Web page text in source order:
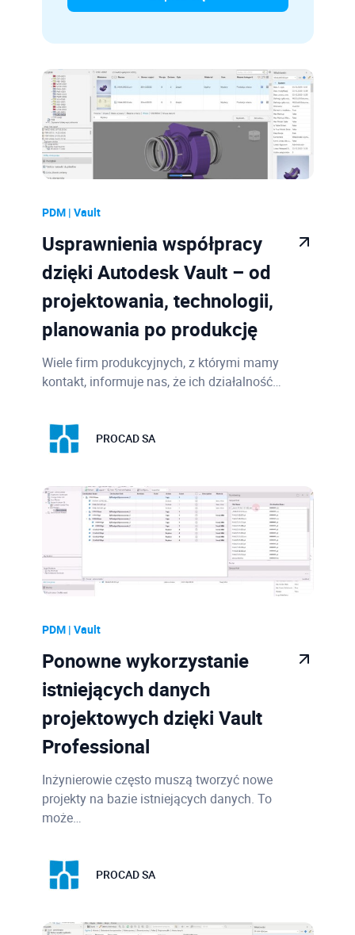
PDM | Vault
Usprawnienia współpracy
dzięki Autodesk Vault – od
projektowania, technologii,
planowania po produkcję
Wiele firm produkcyjnych, z którymi mamy
kontakt, informuje nas, że ich działalność…
PROCAD SA
PDM | Vault
Ponowne wykorzystanie
istniejących danych
projektowych dzięki Vault
Professional
Inżynierowie często muszą tworzyć nowe
projekty na bazie istniejących danych. To
może…
PROCAD SA